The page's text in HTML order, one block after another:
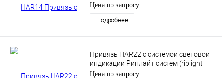
Цена по запросу
Подробнее
Привязь HAR22 с системой световой
индикации Риплайт систем (riplight
system II) - 2 точки крепления
Цена по запросу